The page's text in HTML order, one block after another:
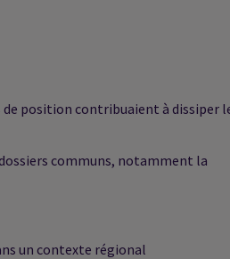
position contribuaient à dissiper
communs, notamment la
un contexte régional